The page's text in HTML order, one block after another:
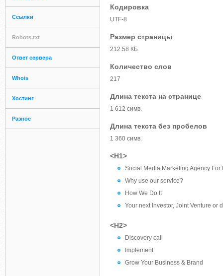
Ссылки
Robots.txt
Ответ сервера
Whois
Хостинг
Разное
Кодировка
UTF-8
Размер страницы
212.58 КБ
Количество слов
217
Длина текста на странице
1 612 симв.
Длина текста без пробелов
1 360 симв.
<H1>
Social Media Marketing Agency For
Why use our service?
How We Do It
Your next Investor, Joint Venture or
<H2>
Discovery call
Implement
Grow Your Business & Brand